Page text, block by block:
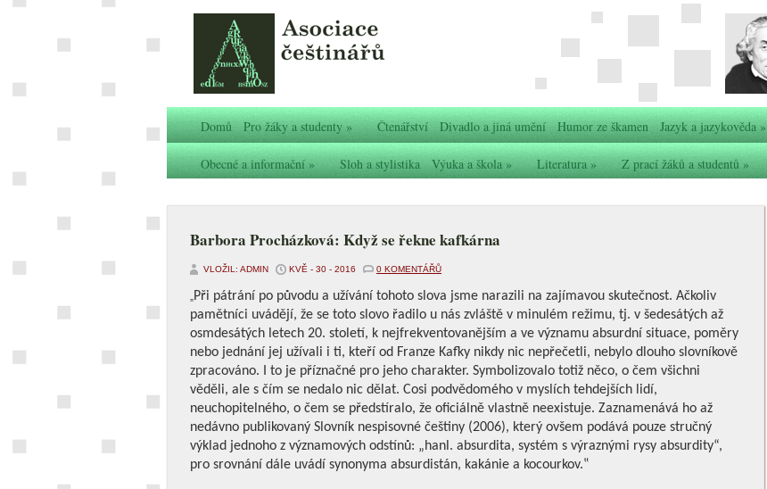
Domů Pro žáky a studenty» Čtenářství Divadlo a jiná umění Humor ze škamen Jazyk a jazykověda»
Obecné a informační» Sloh a stylistika Výuka a škola» Literatura» Z prací žáků a studentů»
Barbora Procházková: Když se řekne kafkárna
VLOŽIL: ADMIN KVĚ - 30 - 2016 0 KOMENTÁŘŮ
„Při pátrání po původu a užívání tohoto slova jsme narazili na zajímavou skutečnost. Ačkoliv
pamětníci uvádějí, že se toto slovo řadilo u nás zvláště v minulém režimu, tj. v šedesátých až
osmdesátých letech 20. století, k nejfrekventovanějším a ve významu absurdní situace, poměry
nebo jednání jej užívali i ti, kteří od Franze Kafky nikdy nic nepřečetli, nebylo dlouho slovníkově
zpracováno. I to je příznačné pro jeho charakter. Symbolizovalo totiž něco, o čem všichni
věděli, ale s čím se nedalo nic dělat. Cosi podvědomého v myslích tehdejších lidí,
neuchopitelného, o čem se předstíralo, že oficiálně vlastně neexistuje. Zaznamenává ho až
nedávno publikovaný Slovník nespisovné češtiny (2006), který ovšem podává pouze stručný
výklad jednoho z významových odstínů: „hanl. absurdita, systém s výraznými rysy absurdity“,
pro srovnání dále uvádí synonyma absurdistán, kakánie a kocourkov.‟